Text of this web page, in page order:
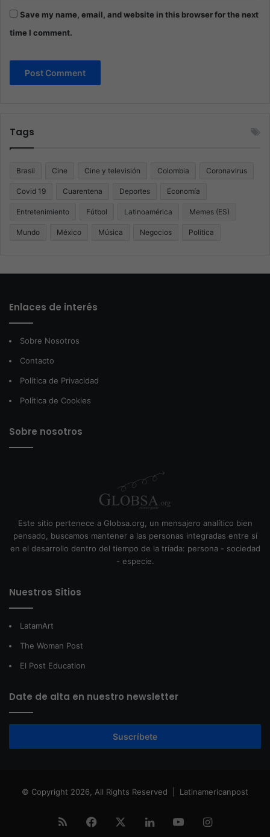
Save my name, email, and website in this browser for the next
time I comment.
Tags
Brasil Cine Cine y televisión Colombia Coronavirus
Covid 19 Cuarentena Deportes Economía
Entretenimiento Fútbol Latinoamérica Memes (ES)
Mundo México Música Negocios Politica
Enlaces de interés
Sobre Nosotros
Contacto
Política de Privacidad
Política de Cookies
Sobre nosotros
Este sitio pertenece a Globsa.org, un mensajero analítico bien
pensado, buscamos mantener a las personas integradas entre sí
en el desarrollo dentro del tiempo de la tríada: persona - sociedad
- especie.
Nuestros Sitios
LatamArt
The Woman Post
El Post Education
Date de alta en nuestro newsletter
Suscríbete
© Copyright 2026, All Rights Reserved | Latinamericanpost
RSS Facebook LinkedInYouTubeInstagram